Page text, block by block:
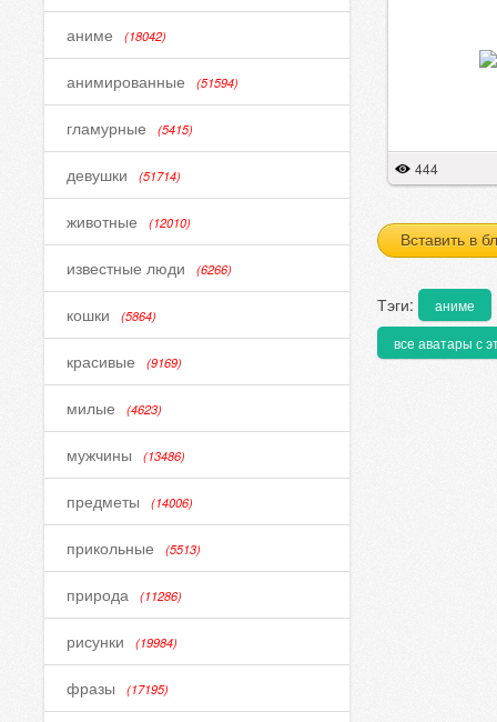
аниме (18042)
анимированные (51594)
гламурные (5415)
девушки (51714)
животные (12010)
известные люди (6266)
кошки (5864)
красивые (9169)
милые (4623)
мужчины (13486)
предметы (14006)
прикольные (5513)
природа (11286)
рисунки (19984)
фразы (17195)
444
Вставить в
Тэги:
аниме
все аватары с